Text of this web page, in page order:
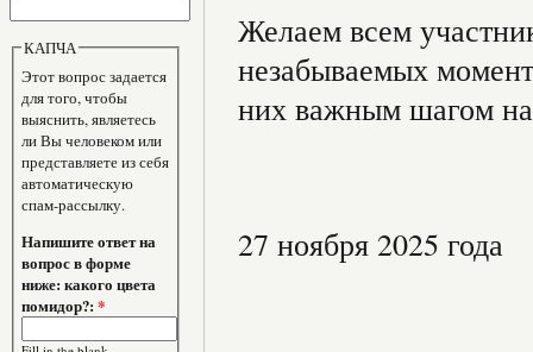
КАПЧА
Этот вопрос задается
для того, чтобы
выяснить, являетесь
ли Вы человеком или
представляете из себя
автоматическую
спам-рассылку.
Напишите ответ на
вопрос в форме
ниже: какого цвета
помидор?:*
Желаем всем
незабываемых
них важным шагом
27 ноября 2025 года